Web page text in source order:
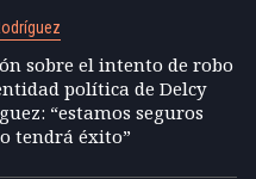
sobre el intento de robo
política de Delcy
“estamos seguros
tendrá éxito”